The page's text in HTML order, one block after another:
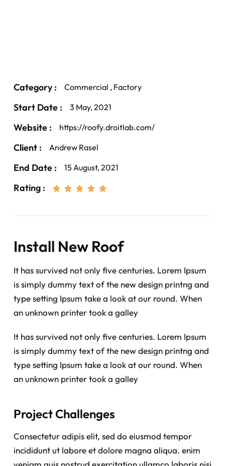
Category : Commercial , Factory
Start Date : 3 May, 2021
Website : https://roofy.droitlab.com/
Client : Andrew Rasel
End Date : 15 August, 2021
Rating :     
Install New Roof
It has survived not only five centuries. Lorem Ipsum
is simply dummy text of the new design printng and
type setting Ipsum take a look at our round. When
an unknown printer took a galley
It has survived not only five centuries. Lorem Ipsum
is simply dummy text of the new design printng and
type setting Ipsum take a look at our round. When
an unknown printer took a galley
Project Challenges
Consectetur adipis elit, sed do eiusmod tempor
incididunt ut labore et dolore magna aliqua. enim